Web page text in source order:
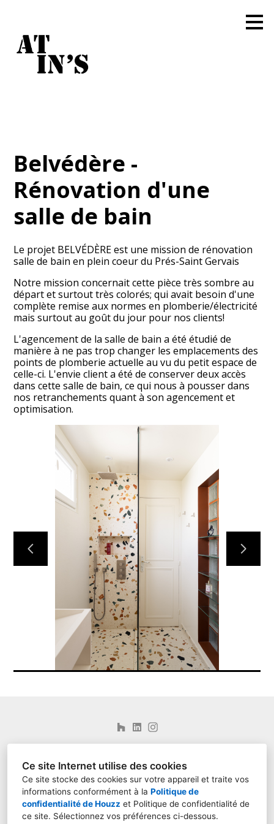
Ce site Internet utilise des cookies
Ce site stocke des cookies sur votre appareil et traite vos
informations conformément à la Politique de
confidentialité de Houzz et Politique de confidentialité de
ce site. Sélectionnez vos préférences ci-dessous.
contenu
principal
Réalisations
À propos de nous
Contactez-nous
Belvédère -
Rénovation d'une
salle de bain
Le projet BELVÉDÈRE est une mission de rénovation
salle de bain en plein coeur du Prés-Saint Gervais
Notre mission concernait cette pièce très sombre au
départ et surtout très colorés; qui avait besoin d'une
complète remise aux normes en plomberie/électricité
mais surtout au goût du jour pour nos clients!
L'agencement de la salle de bain a été étudié de
manière à ne pas trop changer les emplacements des
points de plomberie actuelle au vu du petit espace de
celle-ci. L'envie client a été de conserver deux accès
dans cette salle de bain, ce qui nous à pousser dans
nos retranchements quant à son agencement et
optimisation.
06 98 83 32 59
atin.sarchitecture@gmail.com